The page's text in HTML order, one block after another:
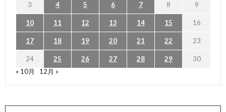
3 4 5 6 7 8 9
10 11 12 13 14 15 16
17 18 19 20 21 22 23
24 25 26 27 28 29
30
« 10月
12月 »